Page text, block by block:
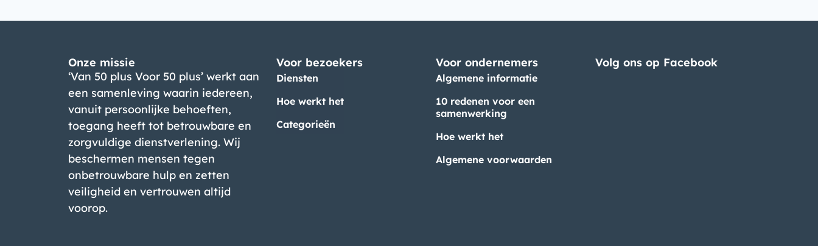
Onze missie
‘Van 50 plus Voor 50 plus’ werkt aan
een samenleving waarin iedereen,
vanuit persoonlijke behoeften,
toegang heeft tot betrouwbare en
zorgvuldige dienstverlening. Wij
beschermen mensen tegen
onbetrouwbare hulp en zetten
veiligheid en vertrouwen altijd
voorop.
Voor bezoekers
Diensten
Hoe werkt het
Categorieën
Voor ondernemers
Algemene informatie
10 redenen voor een
samenwerking
Hoe werkt het
Algemene voorwaarden
Volg ons op Facebook